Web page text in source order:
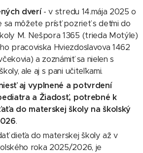
dverí- v stredu 14.mája 2025 o
sa môžete prísť pozrieť s deťmi do
M. Nešpora 1365 (trieda Motýle)
pracoviska Hviezdoslavova 1462
a zoznámiť sa nielen s
ale aj s pani učiteľkami.
aj vyplnené a potvrdení
a Žiadosť, potrebné k
do materskej školy na školský
.
dieťa do materskej školy až v
roka 2025/2026, je